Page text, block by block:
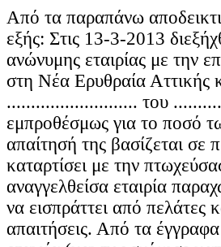
Από τα παραπάνω
εξής: Στις 13-3-2013
ανώνυμης εταιρίας με την
στη Νέα Ερυθραία Αττικής
........................... του
εμπροθέσμως για το ποσό
απαίτησή της βασίζεται σε
καταρτίσει με την
αναγγελθείσα εταιρία
να εισπράττει από πελάτες
απαιτήσεις. Από τα